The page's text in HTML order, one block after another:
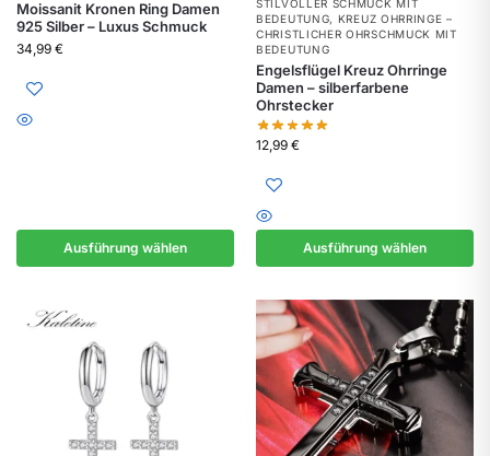
Moissanit Kronen Ring Damen
925 Silber – Luxus Schmuck
34,99 €
Ausführung wählen
STILVOLLER SCHMUCK MIT
BEDEUTUNG, KREUZ OHRRINGE –
CHRISTLICHER OHRSCHMUCK MIT
BEDEUTUNG
Engelsflügel Kreuz Ohrringe
Damen – silberfarbene
Ohrstecker
12,99 €
Ausführung wählen